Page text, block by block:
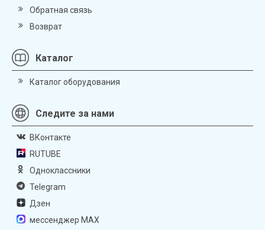
Обратная связь
Возврат
Каталог
Каталог оборудования
Следите за нами
ВКонтакте
RUTUBE
Одноклассники
Telegram
Дзен
мессенджер MAX